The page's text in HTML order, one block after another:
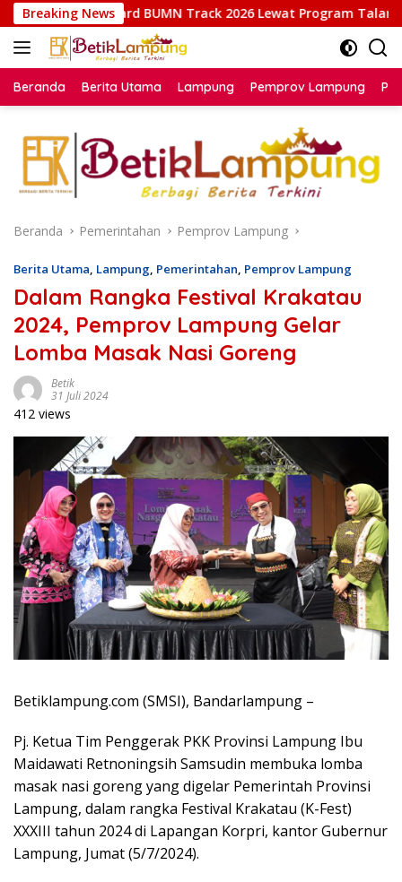
Langsung
ke
konten
Breaking News
BUMN Track 2026 Lewat Program Talang Berseri
Beranda Berita Utama Lampung Pemprov Lampung
Beranda Pemerintahan Pemprov Lampung
Berita Utama, Lampung, Pemerintahan, Pemprov Lampung
Dalam Rangka Festival Krakatau
2024, Pemprov Lampung Gelar
Lomba Masak Nasi Goreng
Betik
31 Juli 2024
412 views
Betiklampung.com (SMSI), Bandarlampung –
Pj. Ketua Tim Penggerak PKK Provinsi Lampung Ibu
Maidawati Retnoningsih Samsudin membuka lomba
masak nasi goreng yang digelar Pemerintah Provinsi
Lampung, dalam rangka Festival Krakatau (K-Fest)
XXXIII tahun 2024 di Lapangan Korpri, kantor Gubernur
Lampung, Jumat (5/7/2024).